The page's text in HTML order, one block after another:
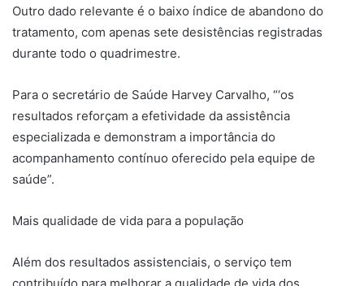
Outro dado relevante é o baixo índice de abandono do
tratamento, com apenas sete desistências registradas
durante todo o quadrimestre.
Para o secretário de Saúde Harvey Carvalho, “‘os
resultados reforçam a efetividade da assistência
especializada e demonstram a importância do
acompanhamento contínuo oferecido pela equipe de
saúde”.
Mais qualidade de vida para a população
Além dos resultados assistenciais, o serviço tem